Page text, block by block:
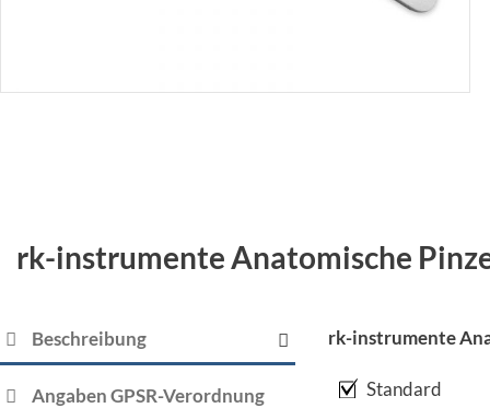
rk-instrumente Anatomische
Beschreibung
Angaben GPSR-Verordnung
rk-instrumente
Standard